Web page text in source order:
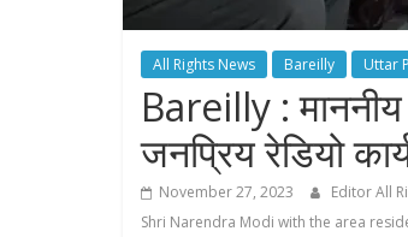
All Rights News Bareilly Uttar
Bareilly :
जनप्रिय रेडियो
November 27, 2023 Editor All
Shri Narendra Modi with the area